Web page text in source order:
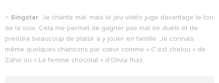
> Singstar. Je chante mal, mais le jeu vidéo juge davantage le ton
de la voix. Cela me permet de gagner pas mal de duels et de
prendre beaucoup de plaisir à y jouer en famille. Je connais
même quelques chansons par cœur comme « C’est chelou » de
Zaho ou « La femme chocolat » d’Olivia Ruiz.